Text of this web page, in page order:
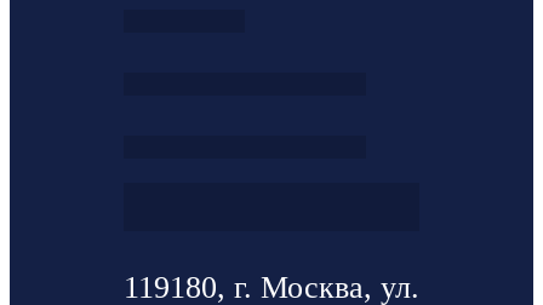
119180, г. Москва, ул.